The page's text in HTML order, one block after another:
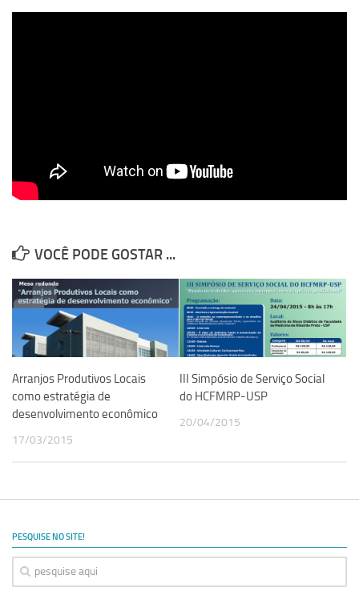
VOCÊ PODE GOSTAR ...
Arranjos Produtivos Locais
como estratégia de
desenvolvimento econômico
17/03/2015
III Simpósio de Serviço Social
do HCFMRP-USP
20/04/2015
PESQUISE NO SITE!